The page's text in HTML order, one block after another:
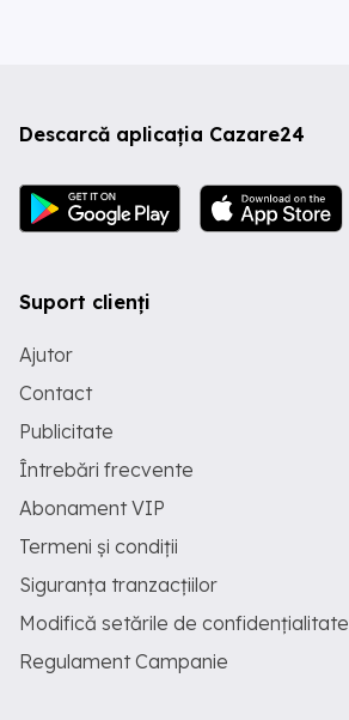
Descarcă aplicația Cazare24
Suport clienți
Ajutor
Contact
Publicitate
Întrebări frecvente
Abonament VIP
Termeni și condiții
Siguranța tranzacțiilor
Modifică setările de confidențialitate
Regulament Campanie